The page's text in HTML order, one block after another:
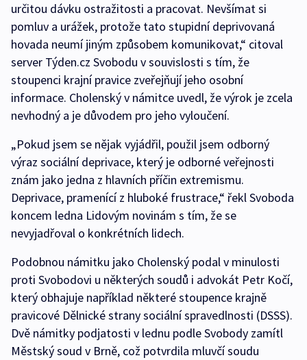
určitou dávku ostražitosti a pracovat. Nevšímat si
pomluv a urážek, protože tato stupidní deprivovaná
hovada neumí jiným způsobem komunikovat,“ citoval
server Týden.cz Svobodu v souvislosti s tím, že
stoupenci krajní pravice zveřejňují jeho osobní
informace. Cholenský v námitce uvedl, že výrok je zcela
nevhodný a je důvodem pro jeho vyloučení.
„Pokud jsem se nějak vyjádřil, použil jsem odborný
výraz sociální deprivace, který je odborné veřejnosti
znám jako jedna z hlavních příčin extremismu.
Deprivace, pramenící z hluboké frustrace,“ řekl Svoboda
koncem ledna Lidovým novinám s tím, že se
nevyjadřoval o konkrétních lidech.
Podobnou námitku jako Cholenský podal v minulosti
proti Svobodovi u některých soudů i advokát Petr Kočí,
který obhajuje například některé stoupence krajně
pravicové Dělnické strany sociální spravedlnosti (DSSS).
Dvě námitky podjatosti v lednu podle Svobody zamítl
Městský soud v Brně, což potvrdila mluvčí soudu